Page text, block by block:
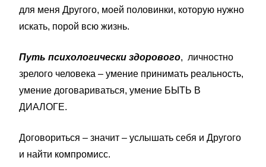
для меня Другого, моей половинки, которую нужно
искать, порой всю жизнь.
Путь психологически здорового, личностно
зрелого человека – умение принимать реальность,
умение договариваться, умение БЫТЬ В
ДИАЛОГЕ.
Договориться – значит – услышать себя и Другого
и найти компромисс.